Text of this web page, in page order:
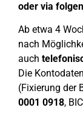
oder via
Ab etwa 4
nach
auch
Die
(Fixierung der
0001 0918, BIC